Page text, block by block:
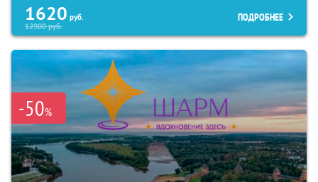
1620 руб.
12900руб.
ПОДРОБНЕЕ
-50%